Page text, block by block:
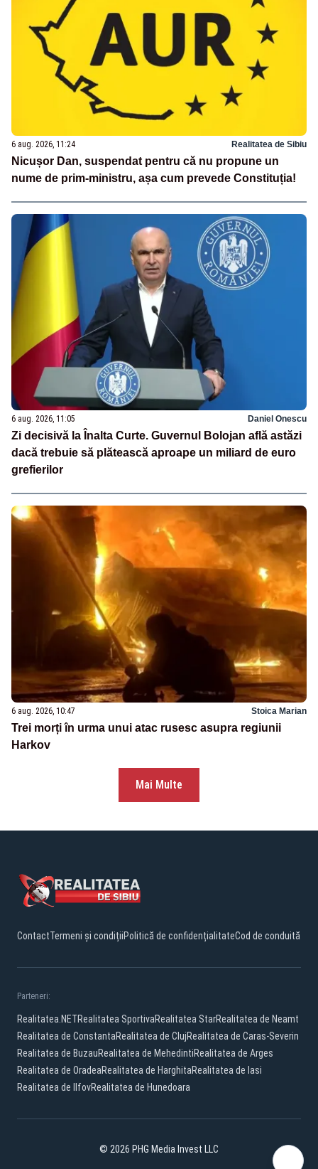
6 aug. 2026, 11:24 Realitatea de Sibiu
Nicușor Dan, suspendat pentru că nu propune un
nume de prim-ministru, așa cum prevede Constituția!
6 aug. 2026, 11:05 Daniel Onescu
Zi decisivă la Înalta Curte. Guvernul Bolojan află astăzi
dacă trebuie să plătească aproape un miliard de euro
grefierilor
6 aug. 2026, 10:47 Stoica Marian
Trei morți în urma unui atac rusesc asupra regiunii
Harkov
Mai Multe
ContactTermeni și condițiiPolitică de confidențialitateCod de conduită
Parteneri:
Realitatea.NETRealitatea SportivaRealitatea StarRealitatea de Neamt
Realitatea de ConstantaRealitatea de ClujRealitatea de Caras-Severin
Realitatea de BuzauRealitatea de MehedintiRealitatea de Arges
Realitatea de OradeaRealitatea de HarghitaRealitatea de Iasi
Realitatea de IlfovRealitatea de Hunedoara
© 2026 PHG Media Invest LLC